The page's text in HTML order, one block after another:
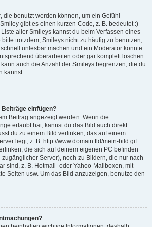
die benutzt werden können, um ein Gefühl
gibt es einen kurzen Code, z. B. bedeutet :)
aller Smileys kannst du beim Verfassen eines
bitte trotzdem, Smileys nicht zu häufig zu benutzen,
unlesbar machen und ein Moderator könnte
überarbeiten oder gar komplett löschen.
auch die Anzahl der Smileys begrenzen, die du
kannst.
einfügen?
Beitrag angezeigt werden. Wenn die
erlaubt hat, kannst du das Bild auch direkt
du zu einem Bild verlinken, das auf einem
liegt, z. B. http://www.domain.tld/mein-bild.gif.
die sich auf deinem eigenen PC befinden
Server), noch zu Bildern, die nur nach
sind, z. B. Hotmail- oder Yahoo-Mailboxen, mit
Seiten usw. Um das Bild anzuzeigen, benutze den